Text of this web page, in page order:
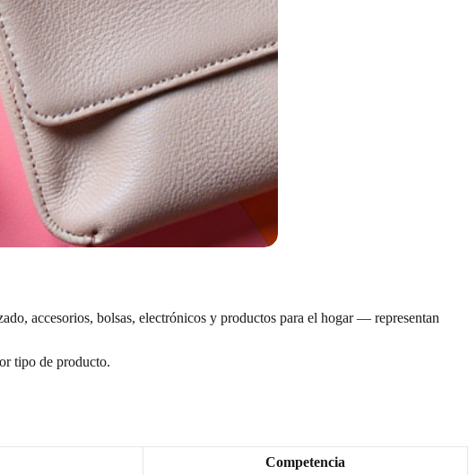
accesorios, bolsas, electrónicos y productos para el hogar — representan
tipo de producto.
Competencia